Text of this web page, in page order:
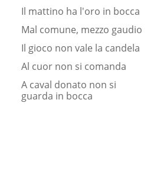
Il mattino ha l'oro in bocca
Mal comune, mezzo gaudio
Il gioco non vale la candela
Al cuor non si comanda
A caval donato non si
guarda in bocca